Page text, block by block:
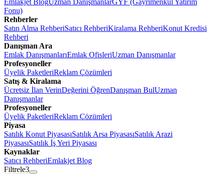
Emlakjet BlogUzman DanışmanlarGYF (Gayrimenkul Yatırım
Fonu)
Rehberler
Satın Alma RehberiSatıcı RehberiKiralama RehberiKonut Kredisi
Rehberi
Danışman Ara
Emlak DanışmanlarıEmlak OfisleriUzman Danışmanlar
Profesyoneller
Üyelik PaketleriReklam Çözümleri
Satış & Kiralama
Ücretsiz İlan VerinDeğerini ÖğrenDanışman BulUzman
Danışmanlar
Profesyoneller
Üyelik PaketleriReklam Çözümleri
Piyasa
Satılık Konut PiyasasıSatılık Arsa PiyasasıSatılık Arazi
PiyasasıSatılık İş Yeri Piyasası
Kaynaklar
Satıcı RehberiEmlakjet Blog
Filtrele3